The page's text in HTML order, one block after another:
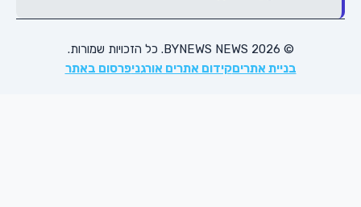
בניית אתריםקידום אתרים אורגניפרסום באתר